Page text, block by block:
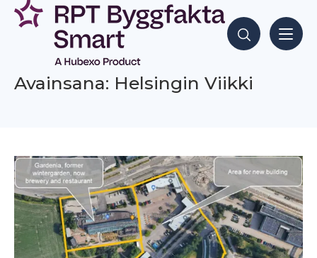
Siirry
sisältöön
Hae sisältöjä
Avainsana: Helsingin Viikki